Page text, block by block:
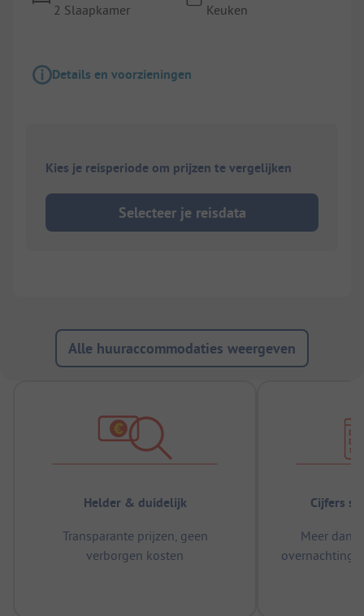
2 Slaapkamer Keuken
Details en voorzieningen
Kies je reisperiode om prijzen te vergelijken
Selecteer je reisdata
Alle huuraccommodaties weergeven
Helder & duidelijk
Transparante prijzen, geen
verborgen kosten
Cijfers
Meer dan